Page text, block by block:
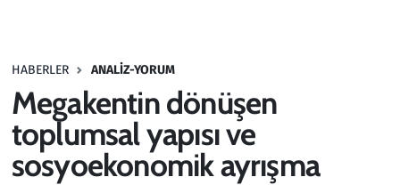
HABERLER ANALIZ-YORUM
Megakentin dönüşen
toplumsal yapısı ve
sosyoekonomik ayrışma
Haber
Kültür Sanat
Kurumsal Haberler